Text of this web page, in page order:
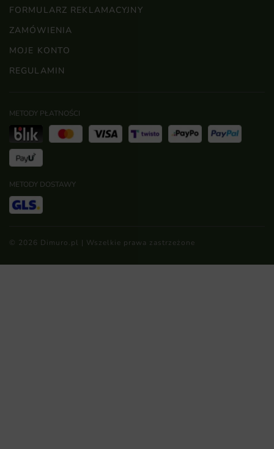
FORMULARZ REKLAMACYJNY
ZAMÓWIENIA
MOJE KONTO
REGULAMIN
METODY PŁATNOŚCI
METODY DOSTAWY
© 2026 Dimuro.pl | Wszelkie prawa zastrzeżone